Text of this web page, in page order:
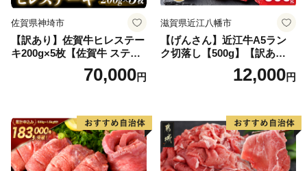
佐賀県神埼市
【訳あり】佐賀牛ヒレステー
キ200g×5枚【佐賀牛 ステー
キ ブランド肉 ヒレ肉 フィレ
肉 ジューシー ヘルシー】(H0
70,000円
滋賀県近江八幡市
【げんさん】近江牛A5ラン
ク切落し【500g】【訳あり】
12,000円